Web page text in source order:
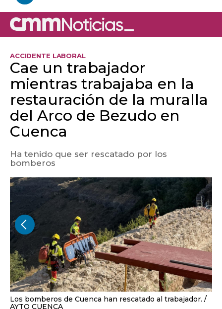
ACCIDENTE LABORAL
Cae un trabajador
mientras trabajaba en la
restauración de la muralla
del Arco de Bezudo en
Cuenca
Ha tenido que ser rescatado por los
bomberos
Los bomberos de Cuenca han rescatado al trabajador.
AYTO CUENCA